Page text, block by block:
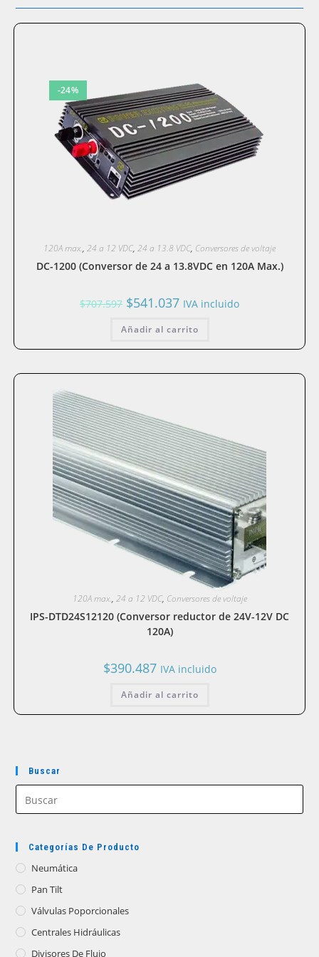
-24%
120A max., 24 a 12 VDC, 24 a 13.8 VDC, Conversores de voltaje
DC-1200 (Conversor de 24 a 13.8VDC en 120A Max.)
$707.597 El
precio
era:
$541.037El
precio
es:
IVA incluido
Añadir al carrito
120A max., 24 a 12 VDC, Conversores de voltaje
IPS-DTD24S12120 (Conversor reductor de 24V-12V DC
120A)
$390.487 IVA incluido
Añadir al carrito
Buscar
Categorías De Producto
Neumática
Pan Tilt
Válvulas Poporcionales
Centrales Hidráulicas
Divisores De Flujo